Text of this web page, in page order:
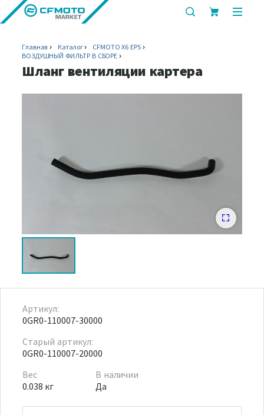
показать
Главная Каталог
CFMOTO X6 EPS
ВОЗДУШНЫЙ ФИЛЬТР В СБОРЕ
Шланг вентиляции картера
Артикул:
0GR0-110007-30000
Старый артикул:
0GR0-110007-20000
Вес
0.038 кг
В наличии
Да